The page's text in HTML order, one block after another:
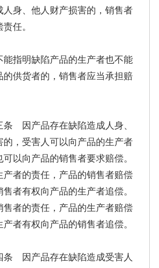
人身、他人财产损害的，销售者
任。
指明缺陷产品的生产者也不能
的供货者的，销售者应当承担赔
因产品存在缺陷造成人身、
的，受害人可以向产品的生产者
以向产品的销售者要求赔偿。
产者的责任，产品的销售者赔偿
者有权向产品的生产者追偿。
售者的责任，产品的生产者赔偿
者有权向产品的销售者追偿。
因产品存在缺陷造成受害人